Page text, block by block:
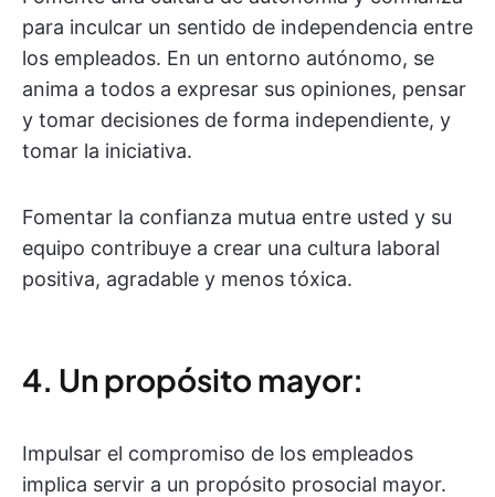
para inculcar un sentido de independencia entre
los empleados. En un entorno autónomo, se
anima a todos a expresar sus opiniones, pensar
y tomar decisiones de forma independiente, y
tomar la iniciativa.
Fomentar la confianza mutua entre usted y su
equipo contribuye a crear una cultura laboral
positiva, agradable y menos tóxica.
4. Un propósito mayor:
Impulsar el compromiso de los empleados
implica servir a un propósito prosocial mayor.